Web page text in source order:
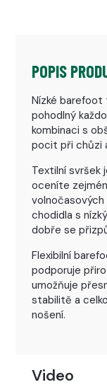
POPIS
Nízké barefoot
pohodlný
kombinaci s
pocit při chůzi
Textilní svršek
oceníte
chodidla s
dobře se
Flexibilní
podporuje
umožňuje
stabilitě a
nošení.
Video